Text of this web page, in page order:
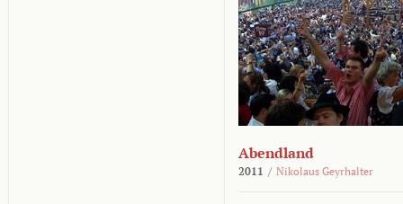
Abendland
2011 / Nikolaus Geyrhalter